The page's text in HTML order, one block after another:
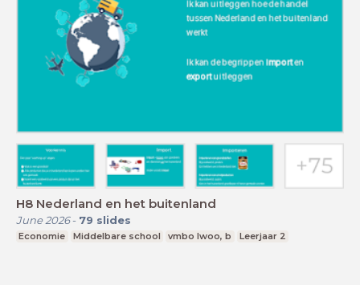
H8 Nederland en het buitenland
June 2026- 79 slides
Economie Middelbare school vmbo lwoo, b Leerjaar 2